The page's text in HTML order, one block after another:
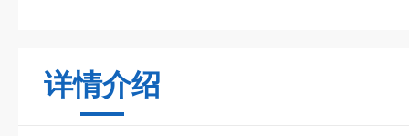
详情介绍